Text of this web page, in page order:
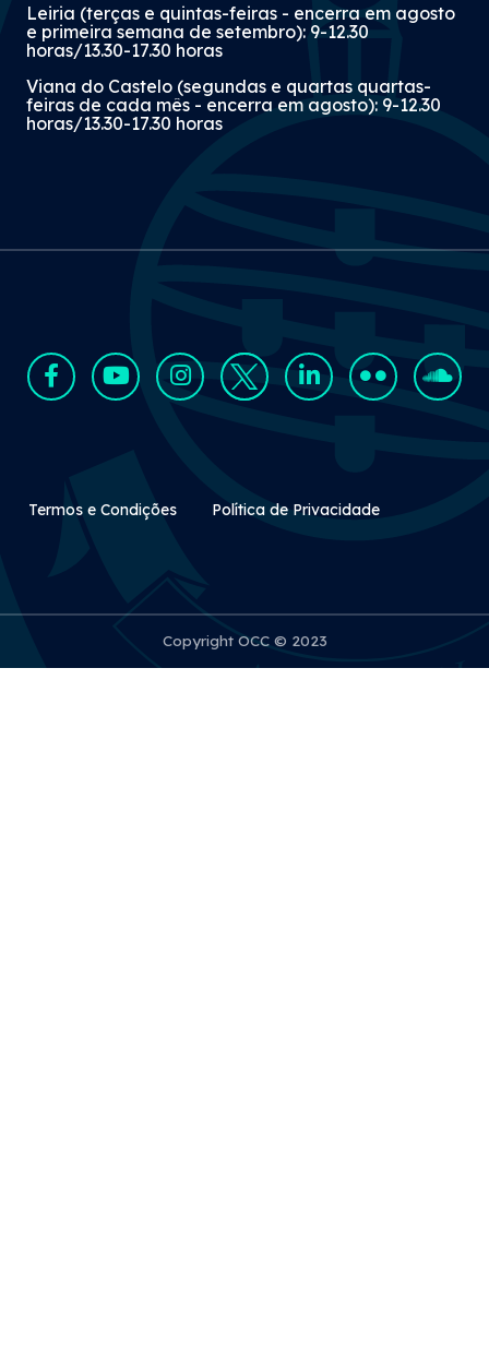
Leiria (terças e quintas-feiras - encerra em agosto
e primeira semana de setembro): 9-12.30
horas/13.30-17.30 horas
Viana do Castelo (segundas e quartas quartas-
feiras de cada mês - encerra em agosto): 9-12.30
horas/13.30-17.30 horas
Rodapé Secundário
Termos e Condições Política de Privacidade
Copyright OCC © 2023